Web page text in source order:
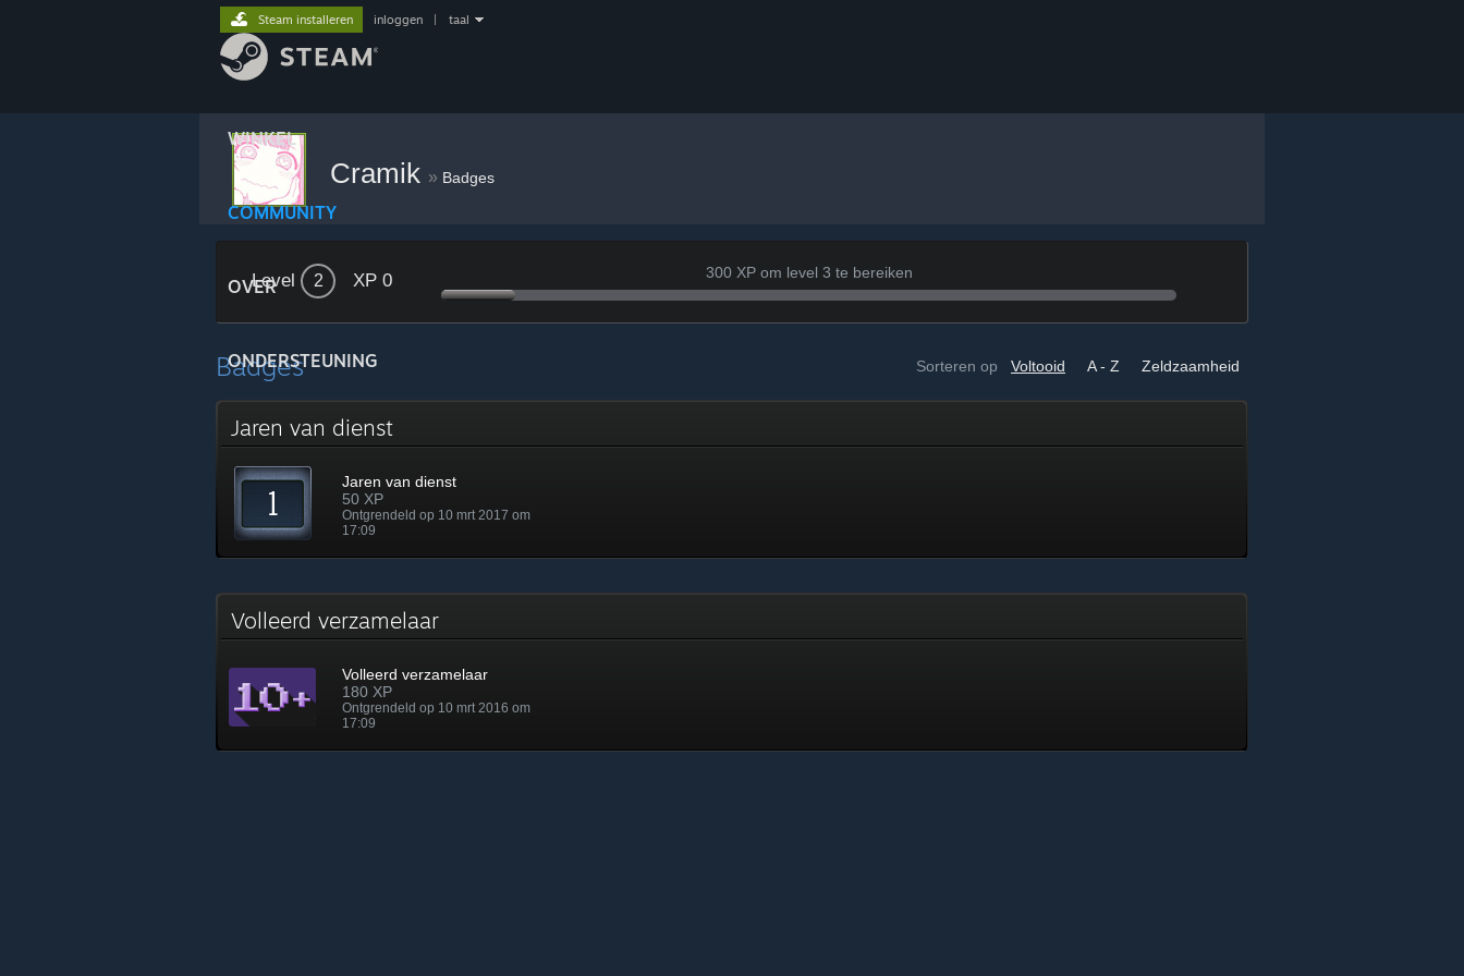
WINKEL
COMMUNITY
OVER
ONDERSTEUNING
Steam installeren inloggen taal
Cramik » Badges
Level 2 XP 0 300 XP om level 3 te bereiken
Sorteren op Voltooid A - Z Zeldzaamheid
Badges
Jaren van dienst
Jaren van dienst
50 XP
Ontgrendeld op 10 mrt 2017 om
17:09
Volleerd verzamelaar
Volleerd verzamelaar
180 XP
Ontgrendeld op 10 mrt 2016 om
17:09